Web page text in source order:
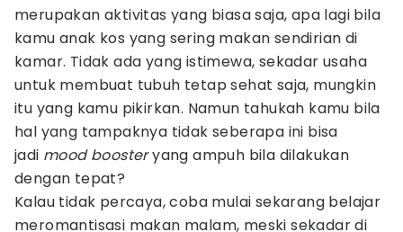
merupakan aktivitas yang biasa saja, apa lagi bila
kamu anak kos yang sering makan sendirian di
kamar. Tidak ada yang istimewa, sekadar usaha
untuk membuat tubuh tetap sehat saja, mungkin
itu yang kamu pikirkan. Namun tahukah kamu bila
hal yang tampaknya tidak seberapa ini bisa
jadi mood boosteryang ampuh bila dilakukan
dengan tepat?
Kalau tidak percaya, coba mulai sekarang belajar
meromantisasi makan malam, meski sekadar di